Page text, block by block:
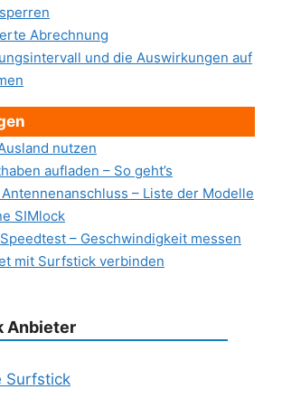
Abrechnung
und die Auswirkungen auf
nutzen
aufladen – So geht’s
– Liste der Modelle
SIMlock
Speedtest – Geschwindigkeit messen
mit Surfstick verbinden
Anbieter
Surfstick